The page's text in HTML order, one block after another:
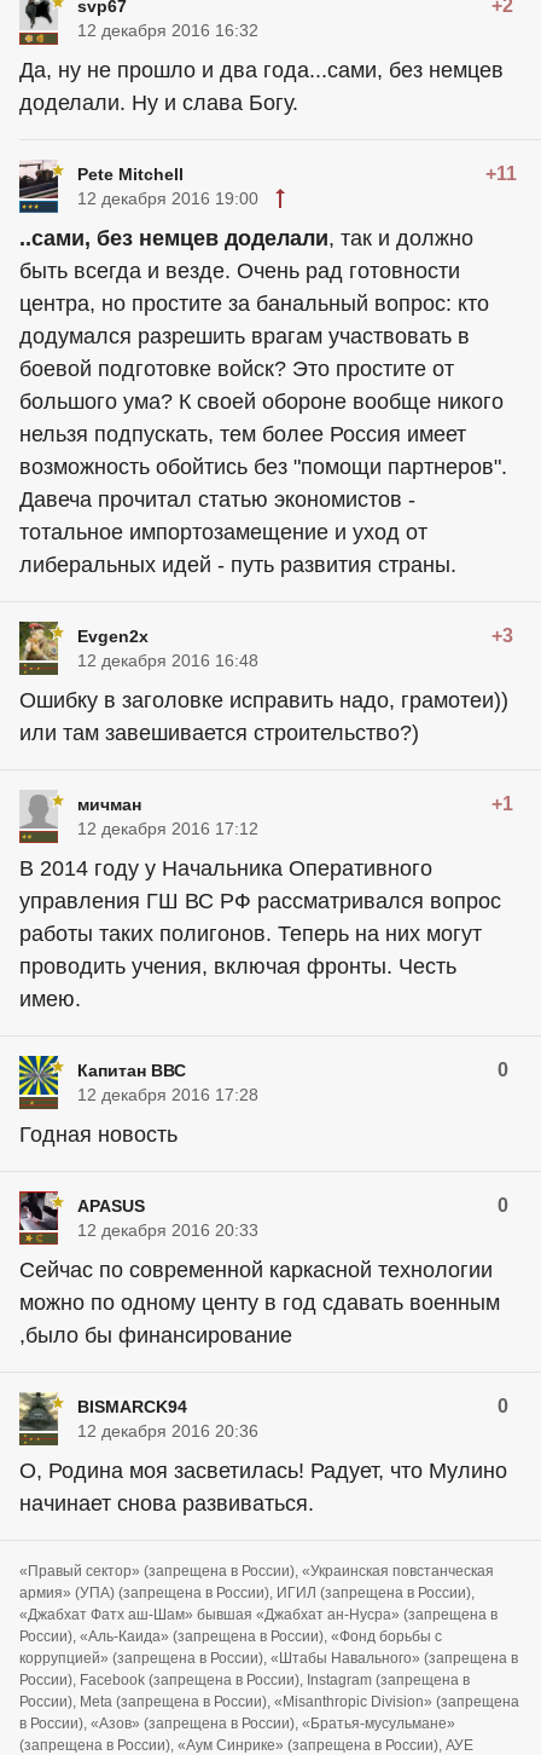
svp67 +2
12 декабря 2016 16:32
Да, ну не прошло и два года...сами, без немцев
доделали. Ну и слава Богу.
Pete Mitchell +11
12 декабря 2016 19:00
..сами, без немцев доделали, так и должно
быть всегда и везде. Очень рад готовности
центра, но простите за банальный вопрос: кто
додумался разрешить врагам участвовать в
боевой подготовке войск? Это простите от
большого ума? К своей обороне вообще никого
нельзя подпускать, тем более Россия имеет
возможность обойтись без "помощи партнеров".
Давеча прочитал статью экономистов -
тотальное импортозамещение и уход от
либеральных идей - путь развития страны.
Evgen2x +3
12 декабря 2016 16:48
Ошибку в заголовке исправить надо, грамотеи))
или там завешивается строительство?)
мичман +1
12 декабря 2016 17:12
В 2014 году у Начальника Оперативного
управления ГШ ВС РФ рассматривался вопрос
работы таких полигонов. Теперь на них могут
проводить учения, включая фронты. Честь
имею.
Капитан ВВС 0
12 декабря 2016 17:28
Годная новость
APASUS 0
12 декабря 2016 20:33
Сейчас по современной каркасной технологии
можно по одному центу в год сдавать военным
,было бы финансирование
BISMARCK94 0
12 декабря 2016 20:36
О, Родина моя засветилась! Радует, что Мулино
начинает снова развиваться.
«Правый сектор» (запрещена в России), «Украинская повстанческая
армия» (УПА) (запрещена в России), ИГИЛ (запрещена в России),
«Джабхат Фатх аш-Шам» бывшая «Джабхат ан-Нусра» (запрещена в
России), «Аль-Каида» (запрещена в России), «Фонд борьбы с
коррупцией» (запрещена в России), «Штабы Навального» (запрещена в
России), Facebook (запрещена в России), Instagram (запрещена в
России), Meta (запрещена в России), «Misanthropic Division» (запрещена
в России), «Азов» (запрещена в России), «Братья-мусульмане»
(запрещена в России), «Аум Синрике» (запрещена в России), АУЕ